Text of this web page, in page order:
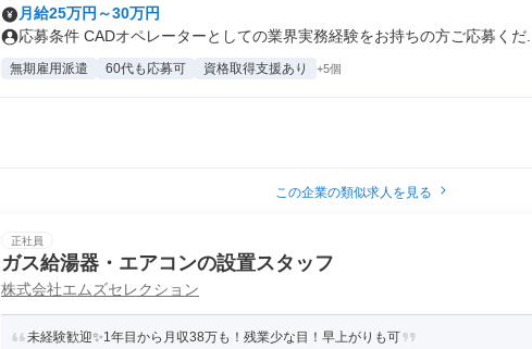
月給25万円～30万円
応募条件 CADオペレーターとしての業界実務経験をお持ちの方ご応募くだ...
無期雇用派遣 60代も応募可 資格取得支援あり +5個
この企業の類似求人を見る
正社員
ガス給湯器・エアコンの設置スタッフ
株式会社エムズセレクション
未経験歓迎✨1年目から月収38万も！残業少な目！早上がりも可